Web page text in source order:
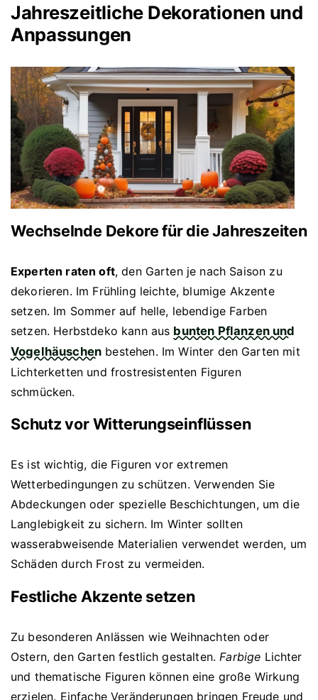
Jahreszeitliche Dekorationen und
Anpassungen
Wechselnde Dekore für die Jahreszeiten
Experten raten oft, den Garten je nach Saison zu
dekorieren. Im Frühling leichte, blumige Akzente
setzen. Im Sommer auf helle, lebendige Farben
setzen. Herbstdeko kann aus bunten Pflanzen und
Vogelhäuschen bestehen. Im Winter den Garten mit
Lichterketten und frostresistenten Figuren
schmücken.
Schutz vor Witterungseinflüssen
Es ist wichtig, die Figuren vor extremen
Wetterbedingungen zu schützen. Verwenden Sie
Abdeckungen oder spezielle Beschichtungen, um die
Langlebigkeit zu sichern. Im Winter sollten
wasserabweisende Materialien verwendet werden, um
Schäden durch Frost zu vermeiden.
Festliche Akzente setzen
Zu besonderen Anlässen wie Weihnachten oder
Ostern, den Garten festlich gestalten. Farbige Lichter
und thematische Figuren können eine große Wirkung
erzielen. Einfache Veränderungen bringen Freude und